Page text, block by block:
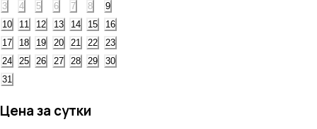
3
4 5 6 7 8
9
10
11 12 13 14 15
16
17
18 19 20 21 22
23
24
25 26 27 28 29
30
31
Цена за сутки